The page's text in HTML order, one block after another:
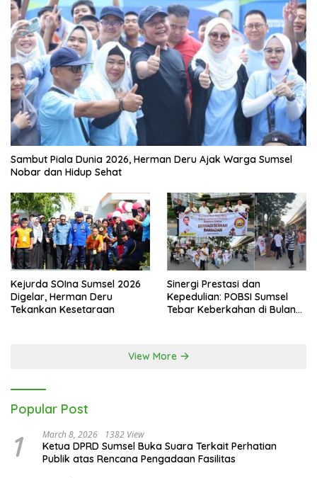
Sambut Piala Dunia 2026, Herman Deru Ajak Warga Sumsel
Nobar dan Hidup Sehat
Kejurda SOIna Sumsel 2026
Digelar, Herman Deru
Tekankan Kesetaraan
Sinergi Prestasi dan
Kepedulian: POBSI Sumsel
Tebar Keberkahan di Bulan
View More
Popular Post
1 March 8, 2026 1382 View
Ketua DPRD Sumsel Buka Suara Terkait Perhatian
Publik atas Rencana Pengadaan Fasilitas